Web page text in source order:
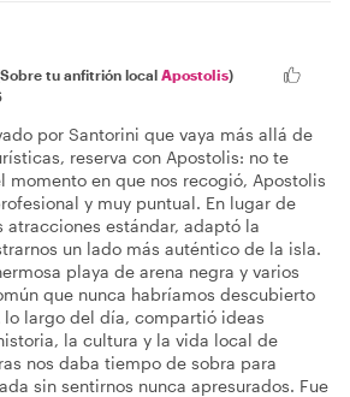
tu anfitrión local Apostolis)
por Santorini que vaya más allá de
reserva con Apostolis: no te
momento en que nos recogió, Apostolis
y muy puntual. En lugar de
atracciones estándar, adaptó la
un lado más auténtico de la isla.
playa de arena negra y varios
que nunca habríamos descubierto
lo largo del día, compartió ideas
la cultura y la vida local de
nos daba tiempo de sobra para
sin sentirnos nunca apresurados. Fue